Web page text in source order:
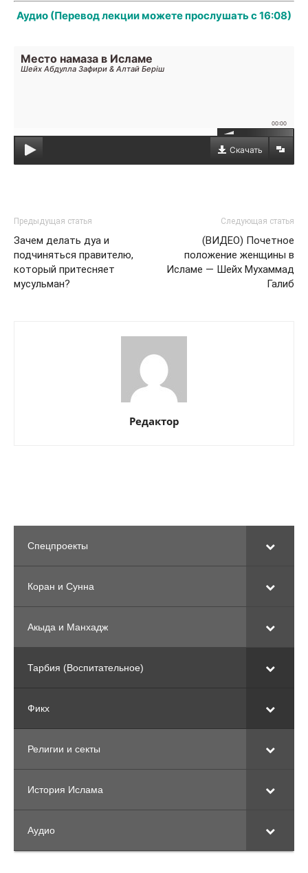
Аудио (Перевод лекции можете прослушать с 16:08)
Место намаза в Исламе
Шейх Абдулла Зафири & Алтай Берiш
00:00
Скачать
Предыдущая статья
Зачем делать дуа и
подчиняться правителю,
который притесняет
мусульман?
Следующая статья
(ВИДЕО) Почетное
положение женщины в
Исламе — Шейх Мухаммад
Галиб
Редактор
Спецпроекты
Коран и Сунна
Акыда и Манхадж
Тарбия (Воспитательное)
Фикх
Религии и секты
История Ислама
Аудио